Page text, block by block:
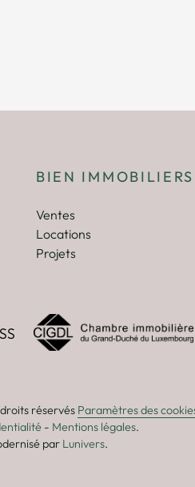
BIEN IMMOBILIERS
Ventes
Locations
Projets
réservés Paramètres des
- Mentions légales.
par Lunivers.